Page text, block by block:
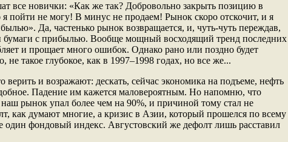
все новички: «Как же так? Добровольно закрыть позицию в
я пойти не могу! В минус не продаем! Рынок скоро отскочит, и я
Да, частенько рынок возвращается, и, чуть-чуть переждав,
бумаги с прибылью. Вообще мощный восходящий тренд последних
и прощает много ошибок. Однако рано или поздно будет
не такое глубокое, как в 1997–1998 годах, но все же...
верить и возражают: дескать, сейчас экономика на подъеме, нефть
Падение им кажется маловероятным. Но напомню, что
наш рынок упал более чем на 90%, и причиной тому стал не
как думают многие, а кризис в Азии, который прошелся по всему
фондовый индекс. Августовский же дефолт лишь расставил